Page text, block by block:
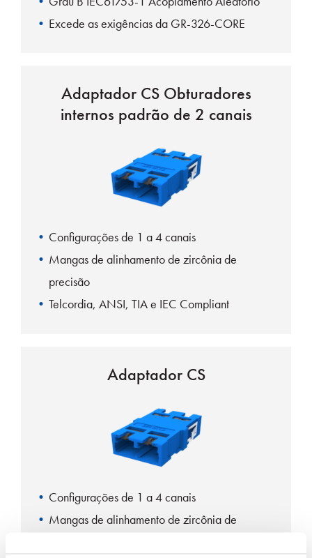
Excede as exigências da GR-326-CORE
Adaptador CS Obturadores
internos padrão de 2 canais
Configurações de 1 a 4 canais
Mangas de alinhamento de zircônia de
precisão
Telcordia, ANSI, TIA e IEC Compliant
Adaptador CS
Configurações de 1 a 4 canais
Mangas de alinhamento de zircônia de